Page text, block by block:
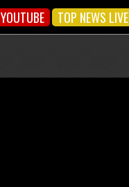
YOUTUBE TOP NEWS LIVE